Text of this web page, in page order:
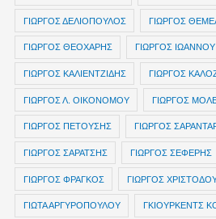
ΓΙΩΡΓΟΣ ΔΕΛΙΟΠΟΥΛΟΣ ΓΙΩΡΓΟΣ
ΓΙΩΡΓΟΣ ΘΕΟΧΑΡΗΣ ΓΙΩΡΓΟΣ ΙΩΑΝΝΟΥ
ΓΙΩΡΓΟΣ ΚΑΛΙΕΝΤΖΙΔΗΣ ΓΙΩΡΓΟΣ
ΓΙΩΡΓΟΣ Λ. ΟΙΚΟΝΟΜΟΥ ΓΙΩΡΓΟΣ
ΓΙΩΡΓΟΣ ΠΕΤΟΥΣΗΣ ΓΙΩΡΓΟΣ
ΓΙΩΡΓΟΣ ΣΑΡΑΤΣΗΣ ΓΙΩΡΓΟΣ ΣΕΦΕΡΗΣ
ΓΙΩΡΓΟΣ ΦΡΑΓΚΟΣ ΓΙΩΡΓΟΣ
ΓΙΩΤΑ ΑΡΓΥΡΟΠΟΥΛΟΥ ΓΚΙΟΥΡΚΕΝΤΣ